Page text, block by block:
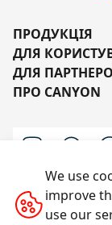
ПРОДУКЦІЯ
ДЛЯ
ДЛЯ
ПРО CANYON
We use
improve
use our